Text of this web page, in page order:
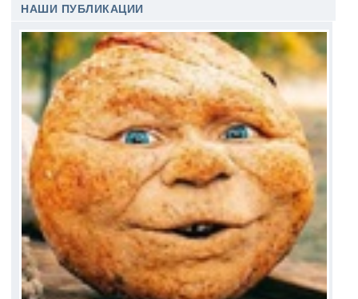
НАШИ ПУБЛИКАЦИИ